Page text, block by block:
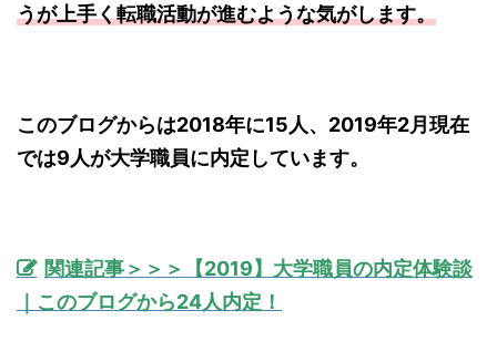
うが上手く転職活動が進むような気がします。
このブログからは2018年に15人、2019年2月現在
では9人が大学職員に内定しています。
関連記事＞＞＞【2019】大学職員の内定体験談
｜このブログから24人内定！